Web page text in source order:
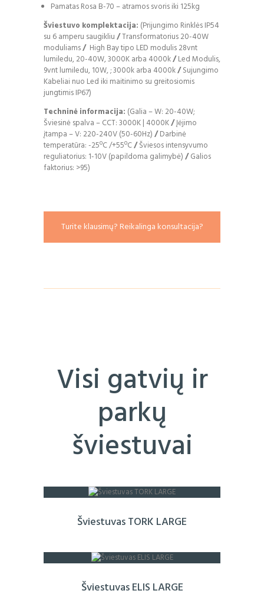
Pamatas Rosa B-70 – atramos svoris iki 125kg
Šviestuvo komplektacija: (Prijungimo Rinklės IP54
su 6 amperu saugikliu/Transformatorius 20-40W
moduliams/High Bay tipo LED modulis 28vnt
lumiledu, 20-40W, 3000K arba 4000k/Led Modulis,
9vnt lumiledu, 10W, ; 3000k arba 4000k/Sujungimo
Kabeliai nuo Led iki maitinimo su greitosiomis
jungtimis IP67)
Techninė informacija: (Galia – W: 20-40W;
Šviesinė spalva – CCT: 3000K | 4000K/Įėjimo
įtampa – V: 220-240V (50-60Hz)/Darbinė
temperatūra: -25ºC /+55ºC/Šviesos intensyvumo
reguliatorius: 1-10V (papildoma galimybė)/Galios
faktorius: >95)
Turite klausimų? Reikalinga konsultacija?
Visi gatvių ir
parkų
šviestuvai
Šviestuvas TORK LARGE
Šviestuvas ELIS LARGE